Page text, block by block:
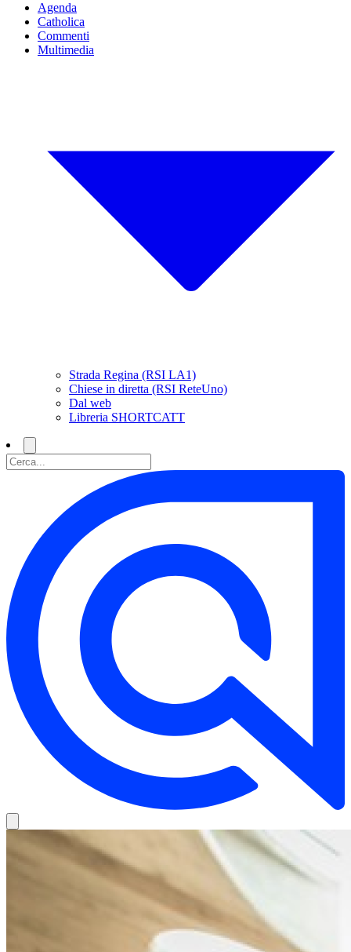
Agenda
Catholica
Commenti
Multimedia
Strada Regina (RSI LA1)
Chiese in diretta (RSI ReteUno)
Dal web
Libreria SHORTCATT